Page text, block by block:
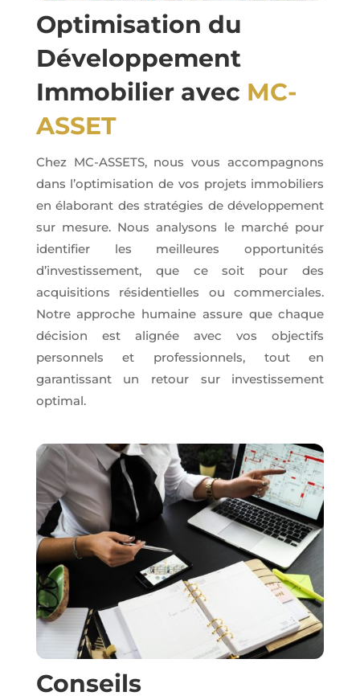
Optimisation du
Développement
Immobilier avec MC-
ASSET
Chez MC-ASSETS, nous vous accompagnons
dans l’optimisation de vos projets immobiliers
en élaborant des stratégies de développement
sur mesure. Nous analysons le marché pour
identifier les meilleures opportunités
d’investissement, que ce soit pour des
acquisitions résidentielles ou commerciales.
Notre approche humaine assure que chaque
décision est alignée avec vos objectifs
personnels et professionnels, tout en
garantissant un retour sur investissement
optimal.
Conseils